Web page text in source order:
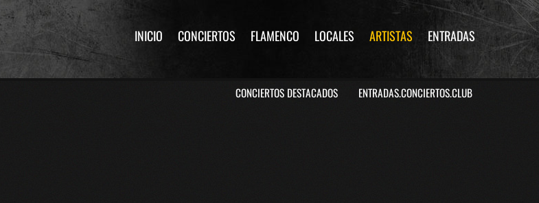
INICIO CONCIERTOS FLAMENCO LOCALES ARTISTAS ENTRADAS
CONCIERTOS DESTACADOS ENTRADAS.CONCIERTOS.CLUB